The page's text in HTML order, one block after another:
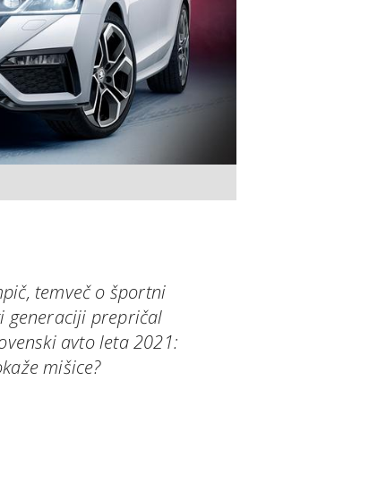
temveč o športni
generaciji prepričal
avto leta 2021:
mišice?